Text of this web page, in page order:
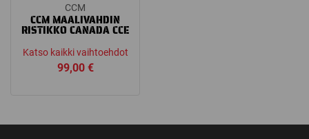
CCM
CCM MAALIVAHDIN
RISTIKKO CANADA CCE
Katso kaikki vaihtoehdot
99,00 €